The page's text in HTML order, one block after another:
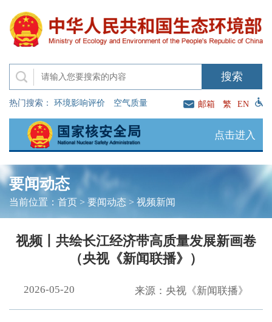
热门搜索： 环境影响评价 空气质量 邮箱 繁 EN
点击进入
要闻动态
当前位置： 首页> 要闻动态 > 视频新闻
视频丨共绘长江经济带高质量发展新画卷
（央视《新闻联播》）
2026-05-20 来源：央视《新闻联播》